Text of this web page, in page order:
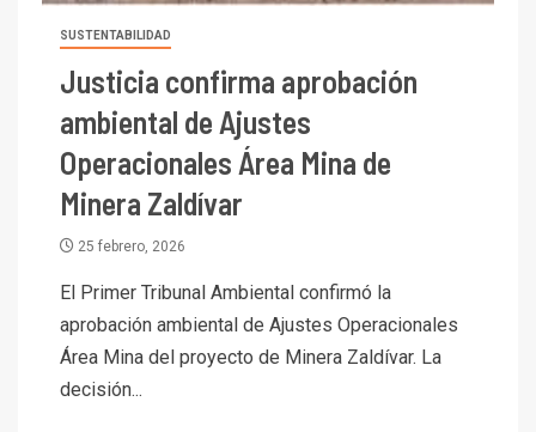
SUSTENTABILIDAD
Justicia confirma aprobación
ambiental de Ajustes
Operacionales Área Mina de
Minera Zaldívar
25 febrero, 2026
El Primer Tribunal Ambiental confirmó la
aprobación ambiental de Ajustes Operacionales
Área Mina del proyecto de Minera Zaldívar. La
decisión...